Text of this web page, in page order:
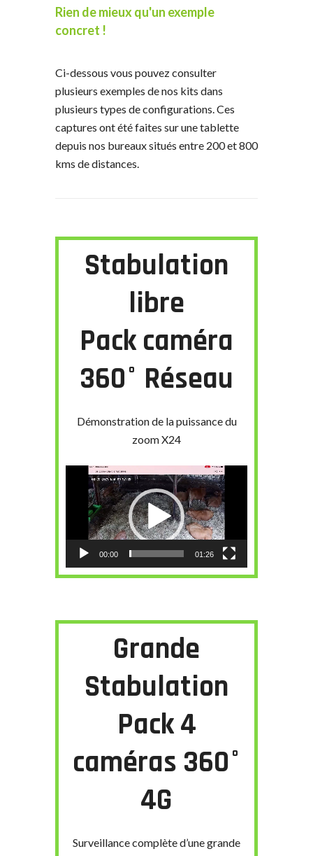
Rien de mieux qu'un exemple
concret !
Ci-dessous vous pouvez consulter
plusieurs exemples de nos kits dans
plusieurs types de configurations. Ces
captures ont été faites sur une tablette
depuis nos bureaux situés entre 200 et 800
kms de distances.
Stabulation
libre
Pack caméra
360° Réseau
Démonstration de la puissance du
zoom X24
Lecteur
vidéo
00:00 01:26
Grande
Stabulation
Pack 4
caméras 360°
4G
Surveillance complète d’une grande